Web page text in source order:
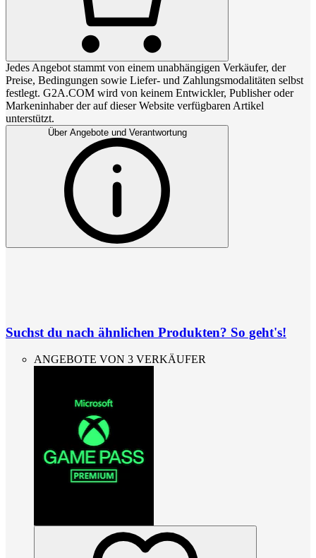
Jedes Angebot stammt von einem unabhängigen Verkäufer, der
Preise, Bedingungen sowie Liefer- und Zahlungsmodalitäten selbst
festlegt. G2A.COM wird von keinem Entwickler, Publisher oder
Markeninhaber der auf dieser Website verfügbaren Artikel
unterstützt.
Über Angebote und Verantwortung
Suchst du nach ähnlichen Produkten? So geht's!
ANGEBOTE VON 3 VERKÄUFER